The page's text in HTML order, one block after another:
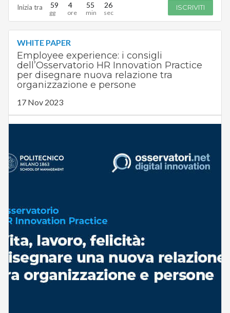
Inizia tra 59 4 55 25 ISCRIVITI
WHITE PAPER
Employee experience: i consigli
dell’Osservatorio HR Innovation Practice
per disegnare nuova relazione tra
organizzazione e persone
17 Nov 2023